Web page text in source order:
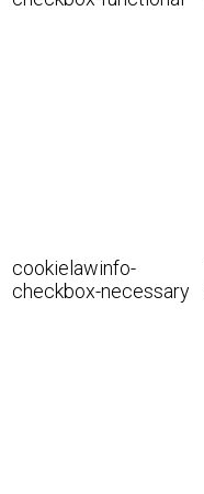
cookielawinfo-
checkbox-necessary